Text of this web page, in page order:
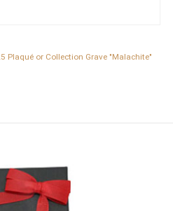
Plaqué or Collection Grave "Malachite"